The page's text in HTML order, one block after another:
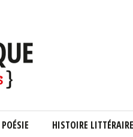
POÉSIE HISTOIRE LITTÉRAIRE